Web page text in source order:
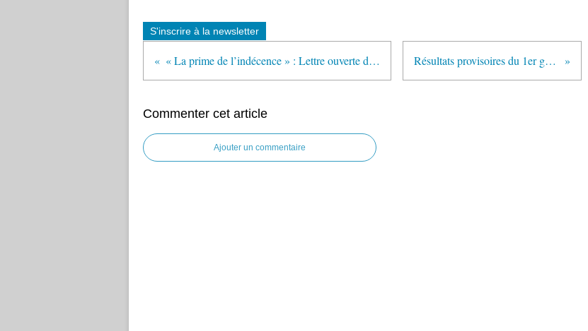
S'inscrire à la newsletter
« La prime de l’indécence » : Lettre ouverte d’un administrateur aux membres du CA de l’Université de Strasbourg (agir-ensemble.unistra.fr) Résultats provisoires du 1er groupe d'épreuves du baccalauréat 2013 (communiqué du ministère)
Commenter cet article
Ajouter un commentaire